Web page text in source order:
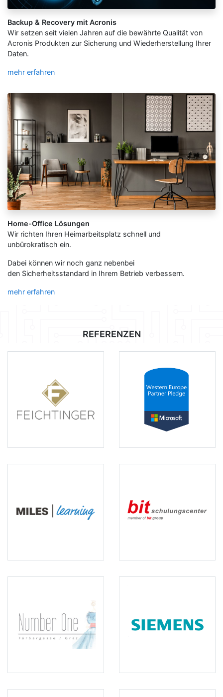
Backup & Recovery mit Acronis
Wir setzen seit vielen Jahren auf die bewährte Qualität von
Acronis Produkten zur Sicherung und Wiederherstellung Ihrer
Daten.
mehr erfahren
Home-Office Lösungen
Wir richten Ihren Heimarbeitsplatz schnell und
unbürokratisch ein.
Dabei können wir noch ganz nebenbei
den Sicherheitsstandard in Ihrem Betrieb verbessern.
mehr erfahren
REFERENZEN